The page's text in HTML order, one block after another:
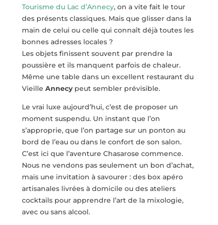
Tourisme du Lac d’Annecy, on a vite fait le tour
des présents classiques. Mais que glisser dans la
main de celui ou celle qui connaît déjà toutes les
bonnes adresses locales ?
Les objets finissent souvent par prendre la
poussière et ils manquent parfois de chaleur.
Même une table dans un excellent restaurant du
Vieille Annecypeut sembler prévisible.
Le vrai luxe aujourd’hui, c’est de proposer un
moment suspendu. Un instant que l’on
s’approprie, que l’on partage sur un ponton au
bord de l’eau ou dans le confort de son salon.
C’est ici que l’aventure Chasarose commence.
Nous ne vendons pas seulement un bon d’achat,
mais une invitation à savourer : des box apéro
artisanales livrées à domicile ou des ateliers
cocktails pour apprendre l’art de la mixologie,
avec ou sans alcool.